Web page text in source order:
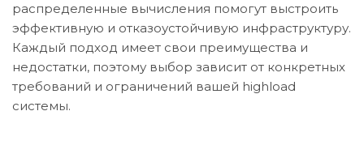
распределенные вычисления помогут выстроить
эффективную и отказоустойчивую инфраструктуру.
Каждый подход имеет свои преимущества и
недостатки, поэтому выбор зависит от конкретных
требований и ограничений вашей highload
системы.